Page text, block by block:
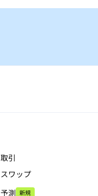
取引
スワップ
予測 新規